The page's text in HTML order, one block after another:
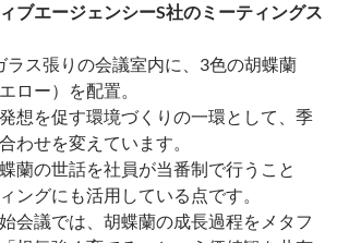
ブエージェンシーS社のミーティングス
ラス張りの会議室内に、3色の胡蝶蘭
ロー）を配置。
想を促す環境づくりの一環として、季
わせを変えています。
蘭の世話を社員が当番制で行うこと
ングにも活用している点です。
会議では、胡蝶蘭の成長過程をメタフ